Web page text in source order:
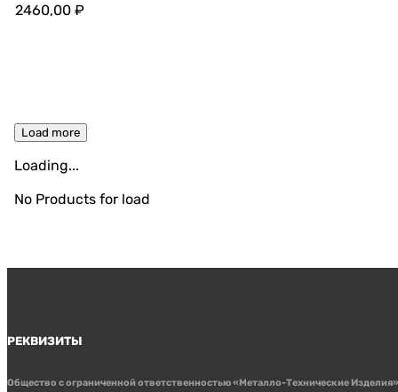
2460,00 ₽
Load more
Loading...
No Products for load
РЕКВИЗИТЫ
Общество с ограниченной ответственностью «Металло-Технические Изделия»